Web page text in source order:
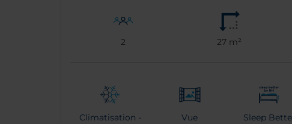
2 27 m²
Climatisation -
Vue
Sleep